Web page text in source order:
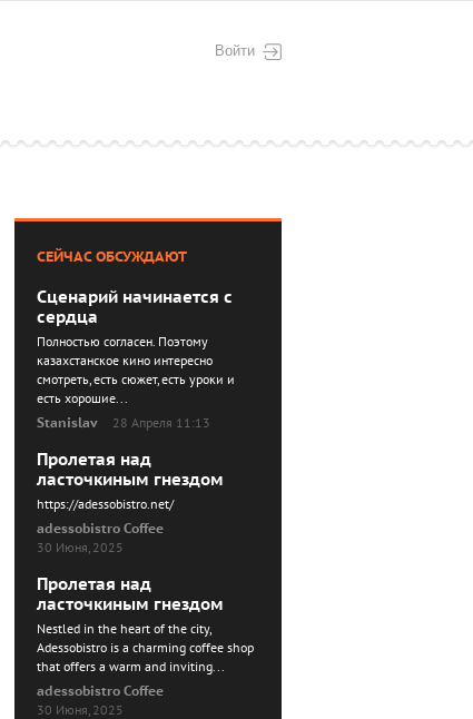
Войти
СЕЙЧАС ОБСУЖДАЮТ
Сценарий начинается с
сердца
Полностью согласен. Поэтому
казахстанское кино интересно
смотреть, есть сюжет, есть уроки и
есть хорошие...
Stanislav
28 Апреля 11:13
Пролетая над
ласточкиным гнездом
https://adessobistro.net/
adessobistro Coffee
30 Июня, 2025
Пролетая над
ласточкиным гнездом
Nestled in the heart of the city,
Adessobistro is a charming coffee shop
that offers a warm and inviting...
adessobistro Coffee
30 Июня, 2025